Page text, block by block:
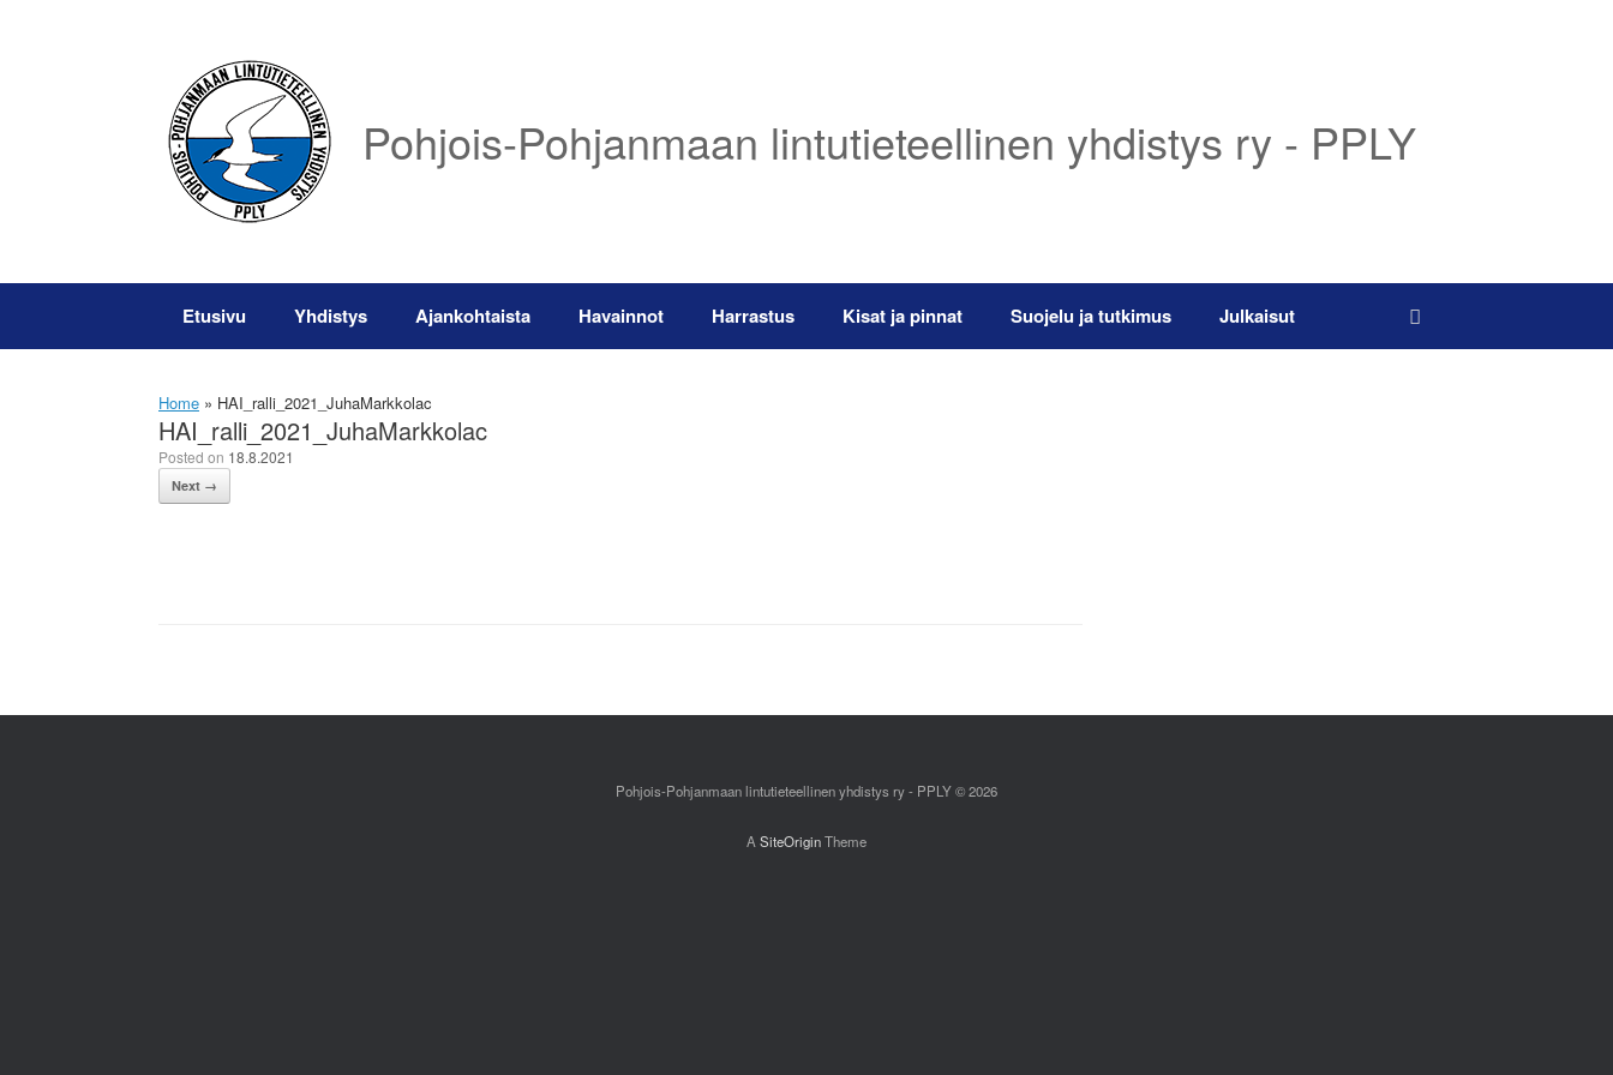
Pohjois-Pohjanmaan lintutieteellinen yhdistys ry - PPLY
Etusivu Yhdistys Ajankohtaista Havainnot Harrastus Kisat ja pinnat Suojelu ja tutkimus Julkaisut
Home » HAI_ralli_2021_JuhaMarkkolac
HAI_ralli_2021_JuhaMarkkolac
Posted on 18.8.2021
Next →
Pohjois-Pohjanmaan lintutieteellinen yhdistys ry - PPLY © 2026
A SiteOriginTheme